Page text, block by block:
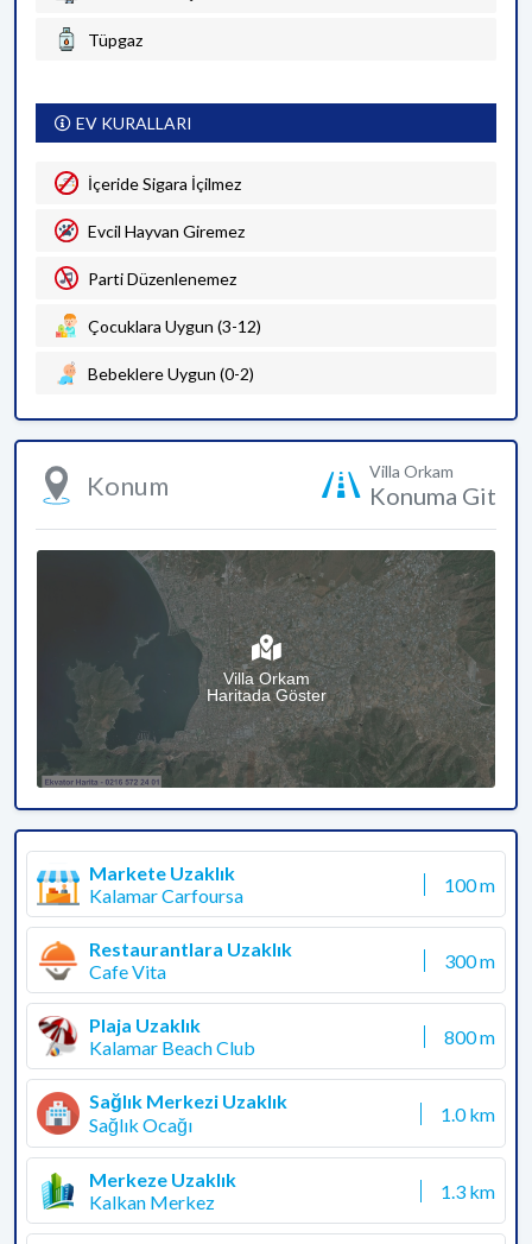
Tüpgaz
EV KURALLARI
İçeride Sigara İçilmez
Evcil Hayvan Giremez
Parti Düzenlenemez
Çocuklara Uygun (3-12)
Bebeklere Uygun (0-2)
Konum Villa Orkam
Konuma Git
Villa Orkam
Haritada Göster
Markete Uzaklık
Kalamar Carfoursa
100 m
Restaurantlara Uzaklık
Cafe Vita
300 m
Plaja Uzaklık
Kalamar Beach Club
800 m
Sağlık Merkezi Uzaklık
Sağlık Ocağı
1.0 km
Merkeze Uzaklık
Kalkan Merkez
1.3 km